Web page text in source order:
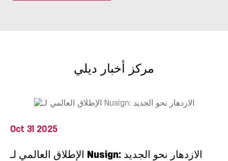
مركز أخبار ديلي
Oct 31 2025
الإطلاق العالمي لـ Nusign: الازدهار نحو الجديد